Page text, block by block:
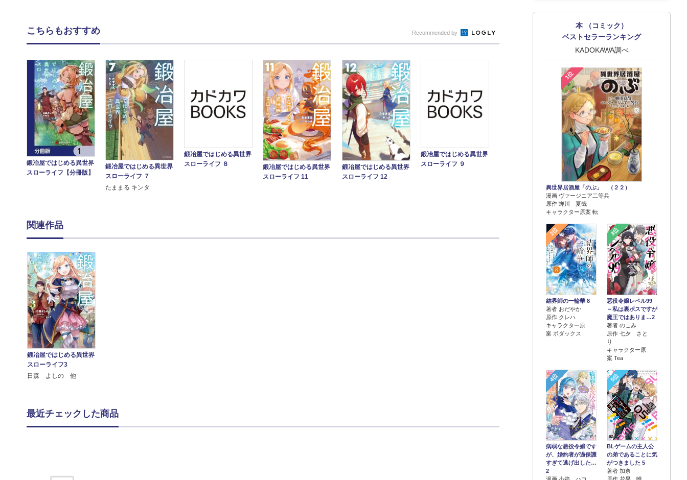
本 （コミック）
ベストセラーランキング
KADOKAWA調べ
1位
異世界居酒屋「のぶ」 （２２）
漫画 ヴァージニア二等兵
原作 蝉川 夏哉
キャラクター原案 転
2位
結界師の一輪華 8
著者 おだやか
原作 クレハ
キャラクター原
案 ボダックス
3位
悪役令嬢レベル99
～私は裏ボスですが
魔王ではありま…2
著者 のこみ
原作 七夕 さと
り
キャラクター原
案 Tea
4位
病弱な悪役令嬢です
が、婚約者が過保護
すぎて逃げ出した…
2
5位
BLゲームの主人公
の弟であることに気
がつきました 5
著者 加奈
こちらもおすすめ Recommended by
鍛冶屋ではじめる異世界
スローライフ【分冊版】
鍛冶屋ではじめる異世界
スローライフ ７
たままる キンタ
鍛冶屋ではじめる異世界
スローライフ ８
鍛冶屋ではじめる異世界
スローライフ 11
鍛冶屋ではじめる異世界
スローライフ 12
鍛冶屋ではじめる異世界
スローライフ ９
関連作品
鍛冶屋ではじめる異世界
スローライフ3
日森 よしの 他
最近チェックした商品